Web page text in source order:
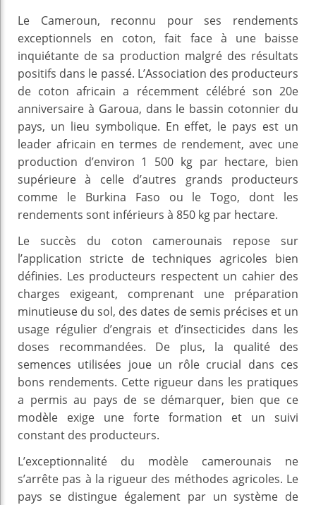
Le Cameroun, reconnu pour ses rendements
exceptionnels en coton, fait face à une baisse
inquiétante de sa production malgré des résultats
positifs dans le passé. L’Association des producteurs
de coton africain a récemment célébré son 20e
anniversaire à Garoua, dans le bassin cotonnier du
pays, un lieu symbolique. En effet, le pays est un
leader africain en termes de rendement, avec une
production d’environ 1 500 kg par hectare, bien
supérieure à celle d’autres grands producteurs
comme le Burkina Faso ou le Togo, dont les
rendements sont inférieurs à 850 kg par hectare.
Le succès du coton camerounais repose sur
l’application stricte de techniques agricoles bien
définies. Les producteurs respectent un cahier des
charges exigeant, comprenant une préparation
minutieuse du sol, des dates de semis précises et un
usage régulier d’engrais et d’insecticides dans les
doses recommandées. De plus, la qualité des
semences utilisées joue un rôle crucial dans ces
bons rendements. Cette rigueur dans les pratiques
a permis au pays de se démarquer, bien que ce
modèle exige une forte formation et un suivi
constant des producteurs.
L’exceptionnalité du modèle camerounais ne
s’arrête pas à la rigueur des méthodes agricoles. Le
pays se distingue également par un système de